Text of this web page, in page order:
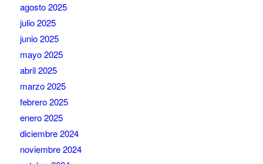
agosto 2025
julio 2025
junio 2025
mayo 2025
abril 2025
marzo 2025
febrero 2025
enero 2025
diciembre 2024
noviembre 2024